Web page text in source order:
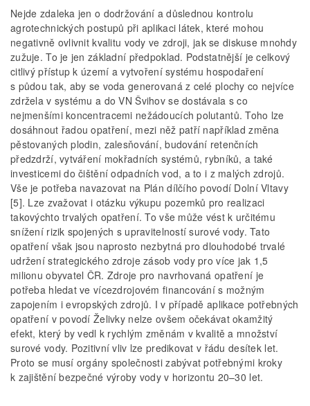
Nejde zdaleka jen o dodržování a důslednou kontrolu
agrotechnických postupů při aplikaci látek, které mohou
negativně ovlivnit kvalitu vody ve zdroji, jak se diskuse mnohdy
zužuje. To je jen základní předpoklad. Podstatnější je celkový
citlivý přístup k území a vytvoření systému hospodaření
s půdou tak, aby se voda generovaná z celé plochy co nejvíce
zdržela v systému a do VN Švihov se dostávala s co
nejmenšími koncentracemi nežádoucích polutantů. Toho lze
dosáhnout řadou opatření, mezi něž patří například změna
pěstovaných plodin, zalesňování, budování retenčních
předzdrží, vytváření mokřadních systémů, rybníků, a také
investicemi do čištění odpadních vod, a to i z malých zdrojů.
Vše je potřeba navazovat na Plán dílčího povodí Dolní Vltavy
[5]. Lze zvažovat i otázku výkupu pozemků pro realizaci
takovýchto trvalých opatření. To vše může vést k určitému
snížení rizik spojených s upravitelností surové vody. Tato
opatření však jsou naprosto nezbytná pro dlouhodobé trvalé
udržení strategického zdroje zásob vody pro více jak 1,5
milionu obyvatel ČR. Zdroje pro navrhovaná opatření je
potřeba hledat ve vícezdrojovém financování s možným
zapojením i evropských zdrojů. I v případě aplikace potřebných
opatření v povodí Želivky nelze ovšem očekávat okamžitý
efekt, který by vedl k rychlým změnám v kvalitě a množství
surové vody. Pozitivní vliv lze predikovat v řádu desítek let.
Proto se musí orgány společnosti zabývat potřebnými kroky
k zajištění bezpečné výroby vody v horizontu 20–30 let.